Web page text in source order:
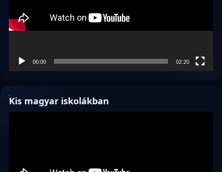
00:00 02:20
Kis magyar iskolákban